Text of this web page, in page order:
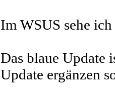
Im WSUS sehe
Das blaue Update
Update ergänzen